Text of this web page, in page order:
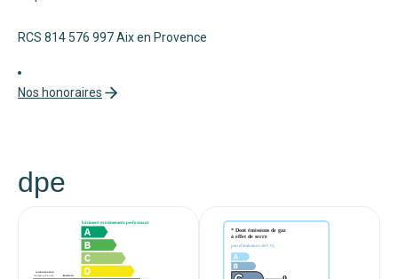
RCS 814 576 997 Aix en Provence
Nos honoraires
dpe